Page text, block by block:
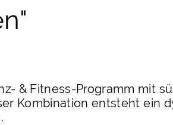
& Fitness-Programm mit
Kombination entsteht ein